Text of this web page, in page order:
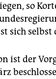
so
sich selbst
ist der